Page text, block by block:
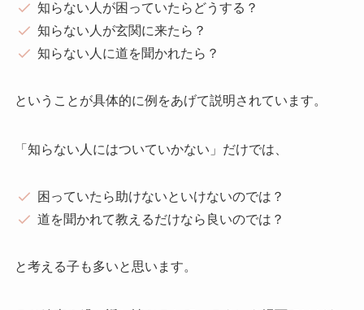
­­知らない人が困っていたらどうする？
知らない人が玄関に来たら？
知らない人に道を聞かれたら？
ということが具体的に例をあげて説明されています。
「知らない人にはついていかない」だけでは、
困っていたら助けないといけないのでは？
道を聞かれて教えるだけなら良いのでは？
と考える子も多いと思います。